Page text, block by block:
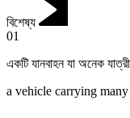
বিশেষ্য
01
একটি যানবাহন যা অনেক
a vehicle carrying